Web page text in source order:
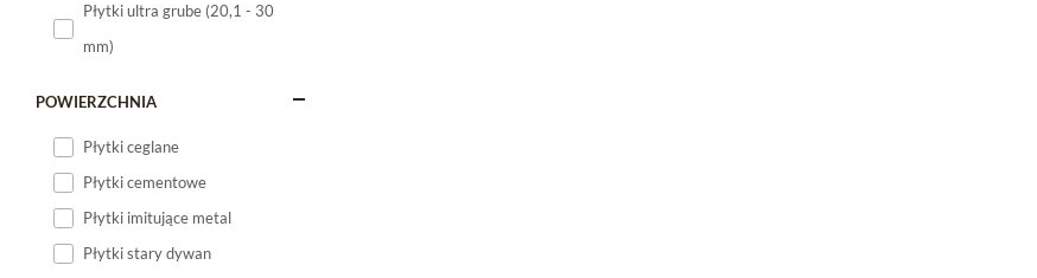
Płytki małe
Płytki ultra grube (20,1 - 30
mm)
POWIERZCHNIA
Płytki ceglane
Płytki cementowe
Płytki imitujące metal
Płytki stary dywan